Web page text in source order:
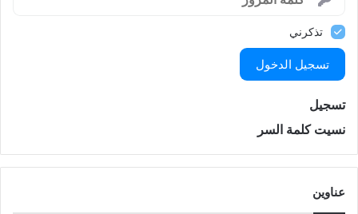
تذكرني
تسجيل الدخول
تسجيل
نسيت كلمة السر
عناوين